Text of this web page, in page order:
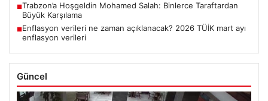
■Trabzon’a Hoşgeldin Mohamed Salah: Binlerce Taraftardan
Büyük Karşılama
■Enflasyon verileri ne zaman açıklanacak? 2026 TÜİK mart ayı
enflasyon verileri
Güncel